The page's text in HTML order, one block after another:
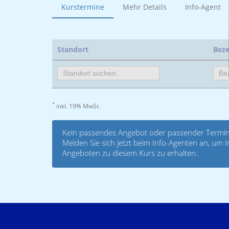
Kurstermine Mehr Details Info-Agent
Standort
* inkl. 19% MwSt.
Kein passendes Angebot oder passender
Melden Sie sich jetzt beim Info-Agenten an,
Angeboten zu diesem Kurs zu erhalten.